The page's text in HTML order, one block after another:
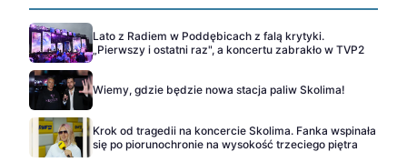
Lato z Radiem w Poddębicach z falą krytyki.
„Pierwszy i ostatni raz", a koncertu zabrakło w TVP2
Wiemy, gdzie będzie nowa stacja paliw Skolima!
Krok od tragedii na koncercie Skolima. Fanka wspinała
się po piorunochronie na wysokość trzeciego piętra